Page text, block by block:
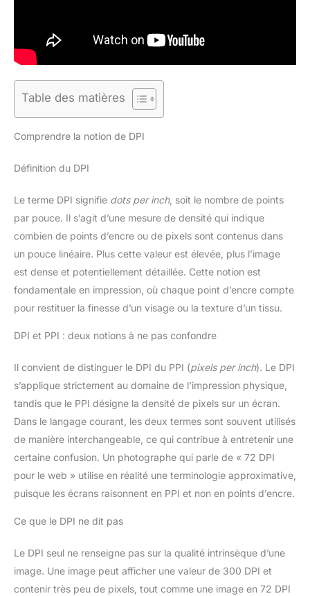
Table des matières
Comprendre la notion de DPI
Définition du DPI
Le terme DPI signifie dots per inch, soit le nombre de points
par pouce. Il s’agit d’une mesure de densité qui indique
combien de points d’encre ou de pixels sont contenus dans
un pouce linéaire. Plus cette valeur est élevée, plus l’image
est dense et potentiellement détaillée. Cette notion est
fondamentale en impression, où chaque point d’encre compte
pour restituer la finesse d’un visage ou la texture d’un tissu.
DPI et PPI : deux notions à ne pas confondre
Il convient de distinguer le DPI du PPI (pixels per inch). Le DPI
s’applique strictement au domaine de l’impression physique,
tandis que le PPI désigne la densité de pixels sur un écran.
Dans le langage courant, les deux termes sont souvent utilisés
de manière interchangeable, ce qui contribue à entretenir une
certaine confusion. Un photographe qui parle de « 72 DPI
pour le web » utilise en réalité une terminologie approximative,
puisque les écrans raisonnent en PPI et non en points d’encre.
Ce que le DPI ne dit pas
Le DPI seul ne renseigne pas sur la qualité intrinsèque d’une
image. Une image peut afficher une valeur de 300 DPI et
contenir très peu de pixels, tout comme une image en 72 DPI